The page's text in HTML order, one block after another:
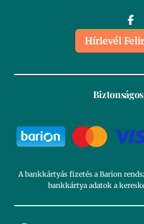
Hírlevél
A bankkártyás fizetés a Barion
bankkártya adatok a